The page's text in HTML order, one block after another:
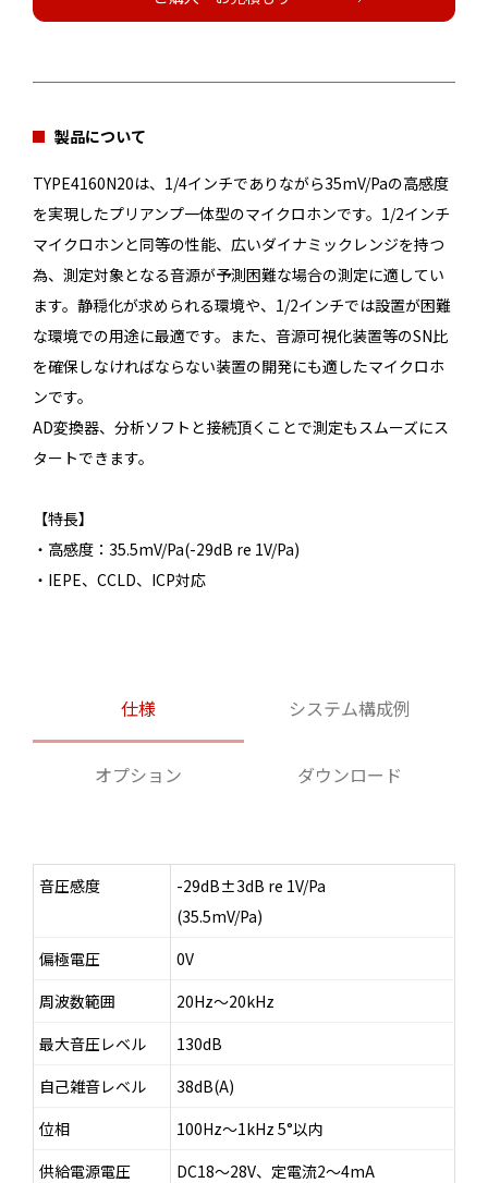
製品について
TYPE4160N20は、1/4インチでありながら35mV/Paの高感度
を実現したプリアンプ一体型のマイクロホンです。1/2インチ
マイクロホンと同等の性能、広いダイナミックレンジを持つ
為、測定対象となる音源が予測困難な場合の測定に適してい
ます。静穏化が求められる環境や、1/2インチでは設置が困難
な環境での用途に最適です。また、音源可視化装置等のSN比
を確保しなければならない装置の開発にも適したマイクロホ
ンです。
AD変換器、分析ソフトと接続頂くことで測定もスムーズにス
タートできます。
【特長】
・高感度：35.5mV/Pa(-29dB re 1V/Pa)
・IEPE、CCLD、ICP対応
仕様 システム構成例
オプション ダウンロード
音圧感度
-29dB±3dB re 1V/Pa
(35.5mV/Pa)
偏極電圧
0V
周波数範囲
20Hz～20kHz
最大音圧レベル
130dB
自己雑音レベル
38dB(A)
位相
100Hz～1kHz 5°以内
供給電源電圧
DC18～28V、定電流2～4mA